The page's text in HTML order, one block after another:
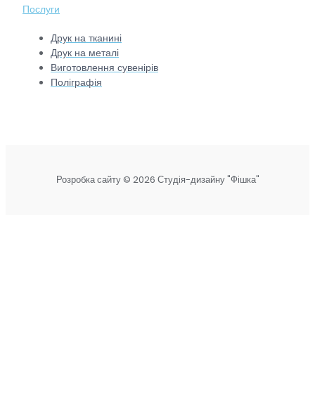
Послуги
Друк на тканині
Друк на металі
Виготовлення сувенірів
Поліграфія
Розробка сайту © 2026 Студія-дизайну "Фішка"